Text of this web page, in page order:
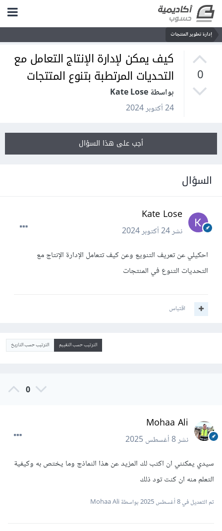
إدارة تطوير المنتجات
0
كيف يمكن لإدارة الإنتاج التعامل مع
التحديات المرتطبة بتنوع المتتجات
بواسطة Kate Lose
24 أكتوبر 2024
أجب على هذا السؤال
السؤال
Kate Lose
نشر24 أكتوبر 2024
احكيلي عن تعريف التنويع وعن كيف تتعامل الإدارة الإنتاج مع
التحديات التنوع في المنتجات
اقتباس
الترتيب حسب التقييم الترتيب حسب التاريخ
0
Mohaa Ali
نشر8 أغسطس 2025
سيدي يمكنني ان اكتب لك المزيد عن هذا النماذج وما يختص به وكيفية
التعلم منه ان كنت تود ذلك
تم التعديل في8 أغسطس 2025 بواسطة Mohaa Ali